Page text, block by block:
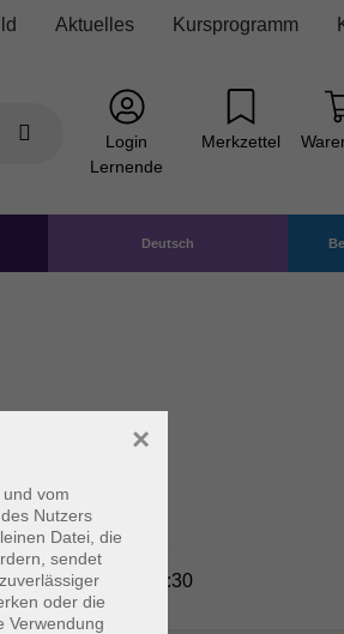
Aktuelles Kursprogramm
Login
Lernende
Merkzettel
Deutsch
Mi. 28.10.2026 19:30
vom
Nutzers
Datei, die
sendet
oder die
Verwendung
×